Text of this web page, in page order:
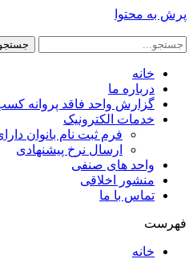
پرش به محتوا
خانه
درباره ما
گزارش واحد فاقد پروانه
خدمات الکترونیک
فرم ثبت نام بانوان
ارسال نرخ پیشنهادی
واحد های صنفی
منشور اخلاقی
تماس با ما
فهرست
خانه